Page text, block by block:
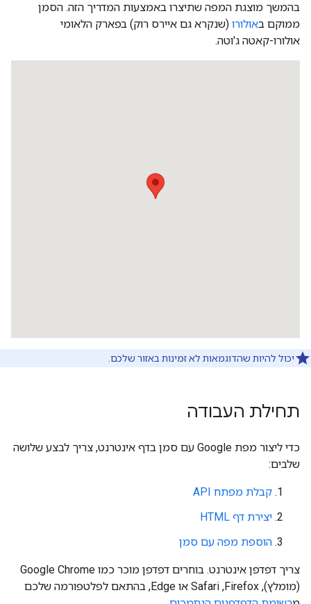
בהמשך מוצגת המפה שתיצרו באמצעות המדריך הזה. הסמן
ממוקם באולורו (שנקרא גם איירס רוק) בפארק הלאומי
אולורו-קאטה ג'וטה.
יכול להיות שהדוגמאות לא זמינות באזור שלכם.
תחילת העבודה
כדי ליצור מפת Google עם סמן בדף אינטרנט, צריך לבצע שלושה
שלבים:
קבלת מפתח API
יצירת דף HTML
הוספת מפה עם סמן
צריך דפדפן אינטרנט. בוחרים דפדפן מוכר כמו Google Chrome
(מומלץ),‏ Firefox,‏ Safari או Edge, בהתאם לפלטפורמה שלכם